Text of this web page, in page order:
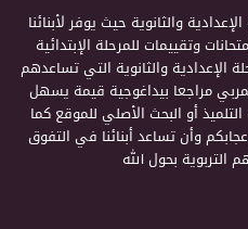
والثانوية حيث يوفر لأبنائنا
وتقييمات للمرحلة الإبتدائية
الإعدادية والثانوية التي تساعدهم
مراجعا بيداغوجية قيمة يسهل
أو البحث الأصلي للموقع كما
وأن تساعد أبنائنا في التفوق
بحول الله